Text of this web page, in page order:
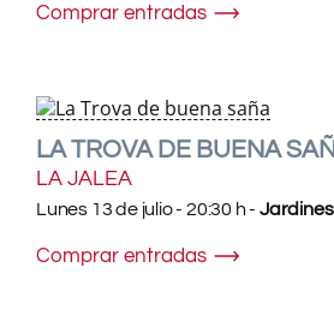
Comprar entradas
LA TROVA DE BUENA
LA JALEA
Lunes 13 de julio - 20:30 h -
Comprar entradas